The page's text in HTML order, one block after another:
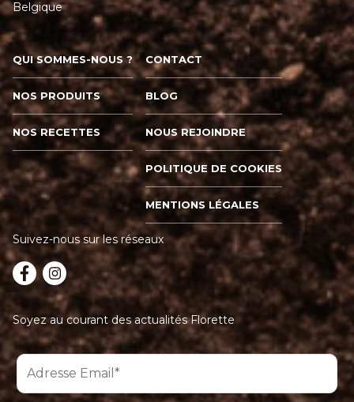
Belgique
QUI SOMMES-NOUS ?
NOS PRODUITS
NOS RECETTES
CONTACT
BLOG
NOUS REJOINDRE
POLITIQUE DE COOKIES
MENTIONS LÉGALES
Suivez-nous sur les réseaux
Soyez au courant des actualités Florette